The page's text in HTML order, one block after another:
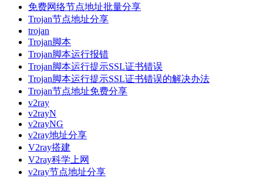
免费网络节点地址批量分享
Trojan节点地址分享
trojan
Trojan脚本
Trojan脚本运行报错
Trojan脚本运行提示SSL证书错误
Trojan脚本运行提示SSL证书错误的解决办法
Trojan节点地址免费分享
v2ray
v2rayN
v2rayNG
v2ray地址分享
V2ray搭建
V2ray科学上网
v2ray节点地址分享